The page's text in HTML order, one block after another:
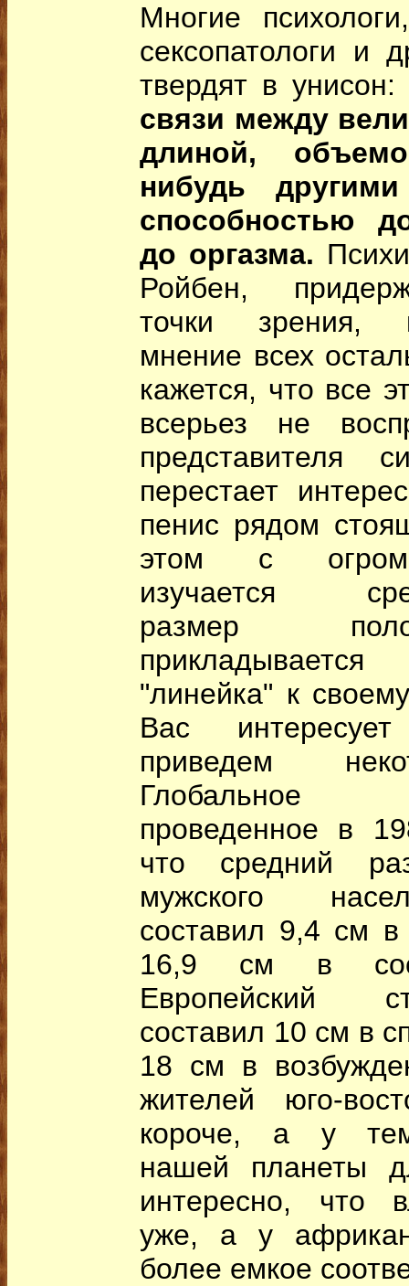
Многие
сексопатологи и
твердят в
связи между
длиной,
нибудь
способностью
до оргазма.
Ройбен,
точки зрения,
мнение всех
кажется, что все
всерьез не
представителя
перестает
пенис рядом
этом с
изучается
размер
"линейка" к
Вас
приведем
Глобальное
проведенное в
что средний
мужского
составил 9,4 см в
16,9 см в
Европейский
составил 10 см в
18 см в
жителей юго-
короче, а у
нашей планеты
интересно, что
уже, а у
более емкое